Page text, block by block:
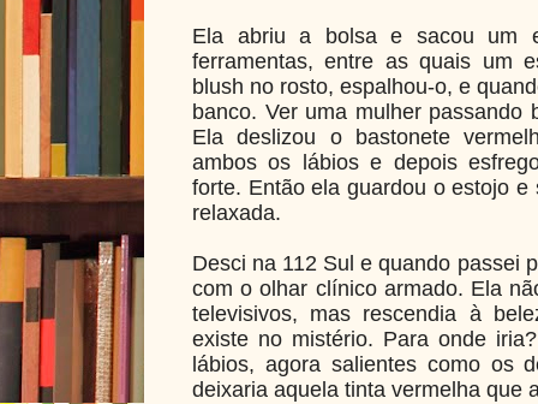
Ela abriu a bolsa e sacou um
ferramentas, entre as quais um
blush no rosto, espalhou-o, e
banco. Ver uma mulher passando
Ela deslizou o bastonete
ambos os lábios e depois
forte. Então ela guardou o estojo
relaxada.
Desci na 112 Sul e quando passei
com o olhar clínico armado. Ela
televisivos, mas rescendia à
existe no mistério. Para onde
lábios, agora salientes como os
deixaria aquela tinta vermelha que